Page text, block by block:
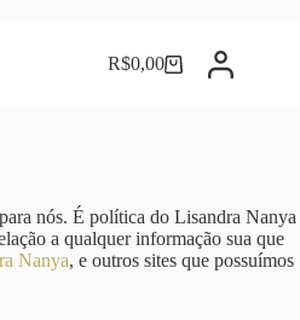
Carrinho
R$0,00
nós. É política do Lisandra Nanya
a qualquer informação sua que
Nanya, e outros sites que possuímos